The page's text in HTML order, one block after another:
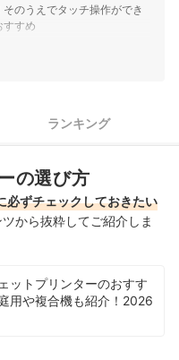
のうえでタッチ操作ができ
すすめ
ジェットプリンターがおす
商品を徹底比較！
ら
ランキング
の選び方
必ずチェックしておきたい
から抜粋してご紹介しま
ットプリンターのおすす
用や複合機も紹介！2026